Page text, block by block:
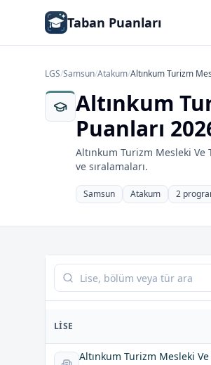
Taban Puanları
LGS/Samsun/Atakum/Altınkum Turizm
Altınkum
Puanları
Altınkum Turizm Mesleki
ve sıralamaları.
Samsun Atakum 2
Tabloda ara
LISE
Altınkum Turizm Mesleki